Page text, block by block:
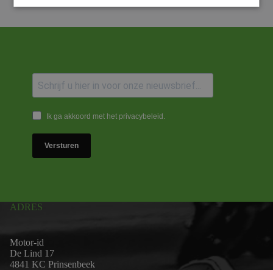
Ik ga akkoord met het privacybeleid.
Versturen
ADRES
Motor-id
De Lind 17
4841 KC Prinsenbeek